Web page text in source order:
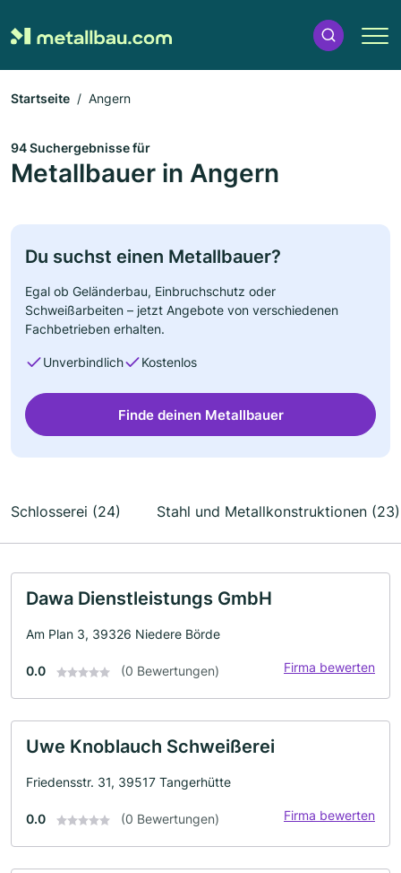
Startseite Angern
94 Suchergebnisse für
Metallbauer in Angern
Du suchst einen Metallbauer?
Egal ob Geländerbau, Einbruchschutz oder
Schweißarbeiten – jetzt Angebote von verschiedenen
Fachbetrieben erhalten.
Unverbindlich Kostenlos
Finde deinen Metallbauer
Schlosserei (24) Stahl und Metallkonstruktionen (23)
Dawa Dienstleistungs GmbH
Am Plan 3, 39326 Niedere Börde
0.0 (0 Bewertungen) Firma bewerten
Uwe Knoblauch Schweißerei
Friedensstr. 31, 39517 Tangerhütte
0.0 (0 Bewertungen) Firma bewerten